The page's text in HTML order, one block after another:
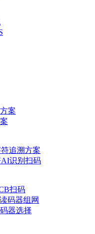
案
追溯方案
识别扫码
扫码
码器组网
器选择